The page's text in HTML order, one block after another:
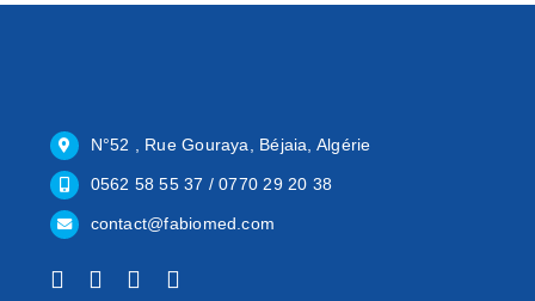
N°52 , Rue Gouraya, Béjaia, Algérie
0562 58 55 37 / 0770 29 20 38
contact@fabiomed.com